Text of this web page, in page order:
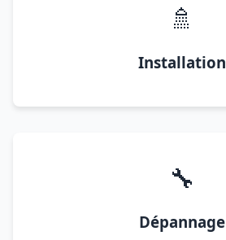
🚿
Installation
🔧
Dépannage